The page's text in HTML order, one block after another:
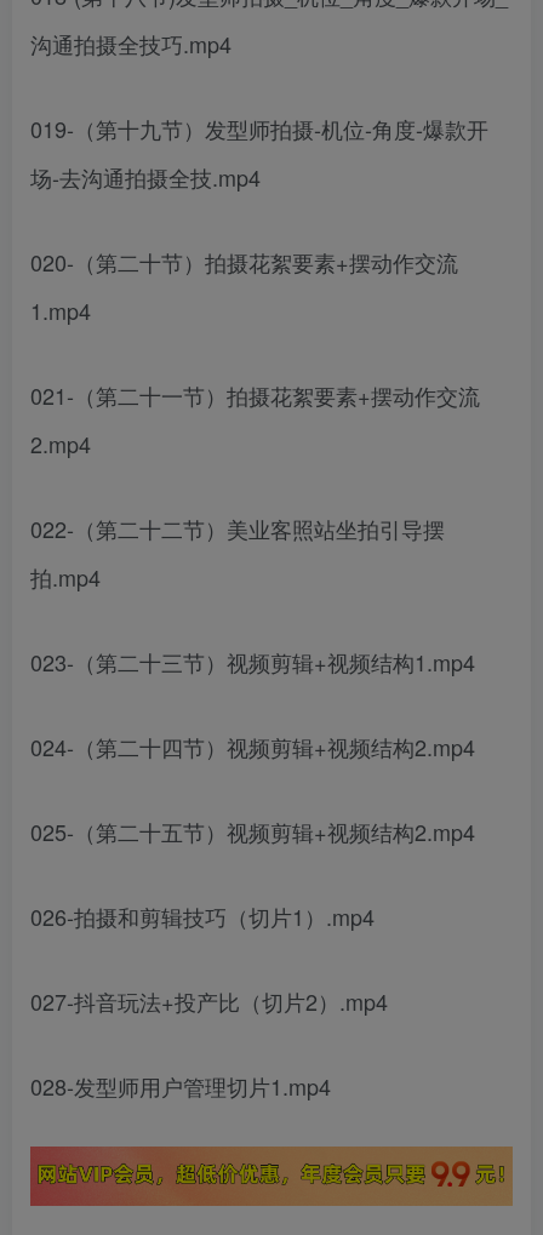
沟通拍摄全技巧.mp4
019-（第十九节）发型师拍摄-机位-角度-爆款开
场-去沟通拍摄全技.mp4
020-（第二十节）拍摄花絮要素+摆动作交流
1.mp4
021-（第二十一节）拍摄花絮要素+摆动作交流
2.mp4
022-（第二十二节）美业客照站坐拍引导摆
拍.mp4
023-（第二十三节）视频剪辑+视频结构1.mp4
024-（第二十四节）视频剪辑+视频结构2.mp4
025-（第二十五节）视频剪辑+视频结构2.mp4
026-拍摄和剪辑技巧（切片1）.mp4
027-抖音玩法+投产比（切片2）.mp4
028-发型师用户管理切片1.mp4